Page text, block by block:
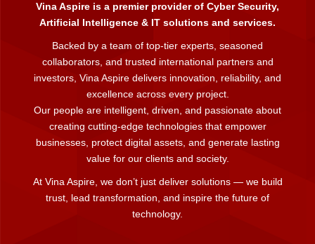
Vina Aspire is a premier provider of Cyber Security,
Artificial Intelligence & IT solutions and services.
Backed by a team of top-tier experts, seasoned
collaborators, and trusted international partners and
investors, Vina Aspire delivers innovation, reliability, and
excellence across every project.
Our people are intelligent, driven, and passionate about
creating cutting-edge technologies that empower
businesses, protect digital assets, and generate lasting
value for our clients and society.
At Vina Aspire, we don’t just deliver solutions — we build
trust, lead transformation, and inspire the future of
technology.